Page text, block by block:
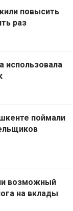
повысить
раз
использовала
поймали
возможный
на вклады